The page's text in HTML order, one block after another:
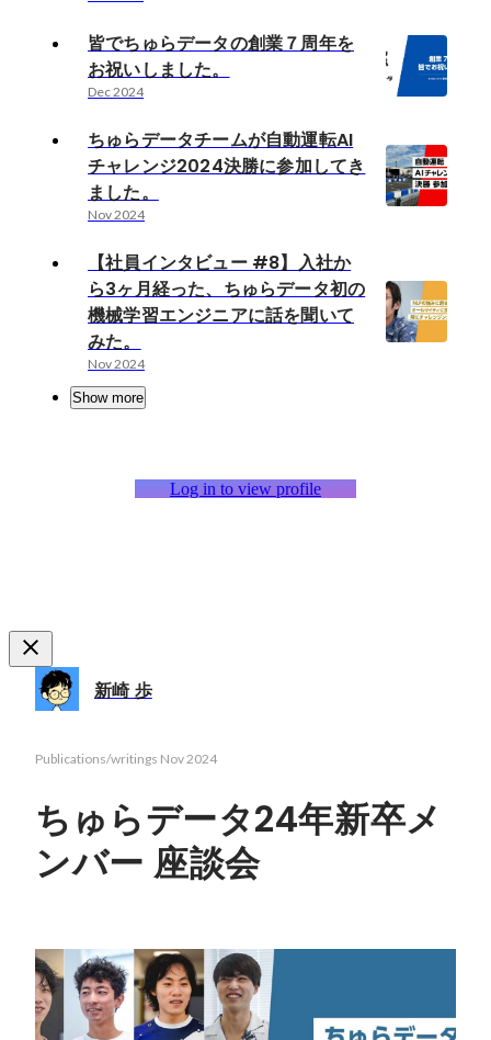
皆でちゅらデータの創業７周年を
お祝いしました。
Dec 2024
ちゅらデータチームが自動運転AI
チャレンジ2024決勝に参加してき
ました。
Nov 2024
【社員インタビュー #8】入社か
ら3ヶ月経った、ちゅらデータ初の
機械学習エンジニアに話を聞いて
みた。
Nov 2024
Show more
Log in to view profile
新崎 歩
Publications/writings Nov 2024
ちゅらデータ24年新卒メ
ンバー 座談会